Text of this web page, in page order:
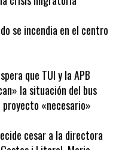
una respuesta
crisis migratoria
se incendia en el centro
que TUI y la APB
la situación del bus
«necesario»